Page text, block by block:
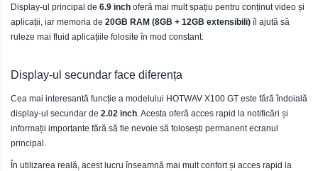
Display-ul principal de 6.9 inch oferă mai mult spațiu pentru conținut video și
aplicații, iar memoria de 20GB RAM (8GB + 12GB extensibili) îl ajută să
ruleze mai fluid aplicațiile folosite în mod constant.
Display-ul secundar face diferența
Cea mai interesantă funcție a modelului HOTWAV X100 GT este fără îndoială
display-ul secundar de 2.02 inch . Acesta oferă acces rapid la notificări și
informații importante fără să fie nevoie să folosești permanent ecranul
principal.
În utilizarea reală, acest lucru înseamnă mai mult confort și acces rapid la